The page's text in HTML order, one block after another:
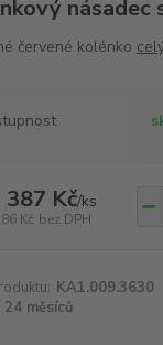
násadec
červené kolénko
387 Kč/ks
Kč bez DPH
KA1.009.3630
24 měsíců